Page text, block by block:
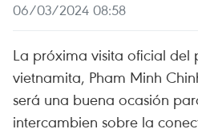
06/03/2024 08:58
La próxima visita oficial del
vietnamita, Pham Minh
será una buena ocasión
intercambien sobre la